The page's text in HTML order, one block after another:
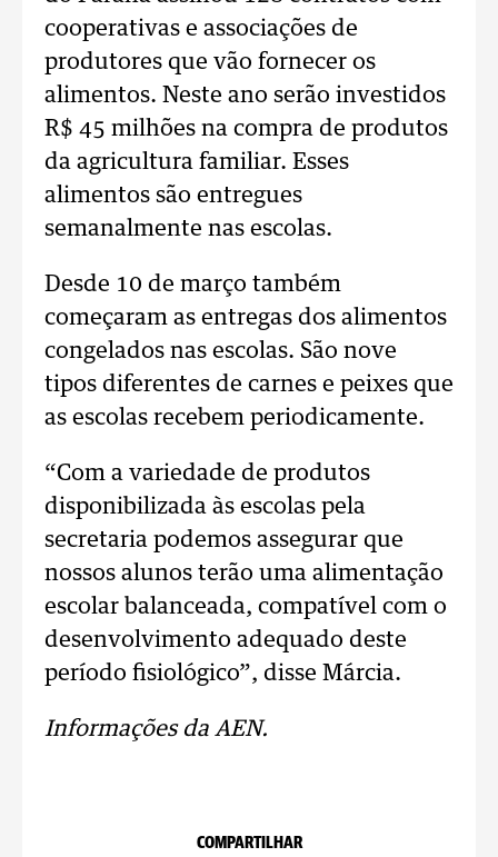
cooperativas e associações de
produtores que vão fornecer os
alimentos. Neste ano serão investidos
R$ 45 milhões na compra de produtos
da agricultura familiar. Esses
alimentos são entregues
semanalmente nas escolas.
Desde 10 de março também
começaram as entregas dos alimentos
congelados nas escolas. São nove
tipos diferentes de carnes e peixes que
as escolas recebem periodicamente.
“Com a variedade de produtos
disponibilizada às escolas pela
secretaria podemos assegurar que
nossos alunos terão uma alimentação
escolar balanceada, compatível com o
desenvolvimento adequado deste
período fisiológico”, disse Márcia.
Informações da AEN.
COMPARTILHAR